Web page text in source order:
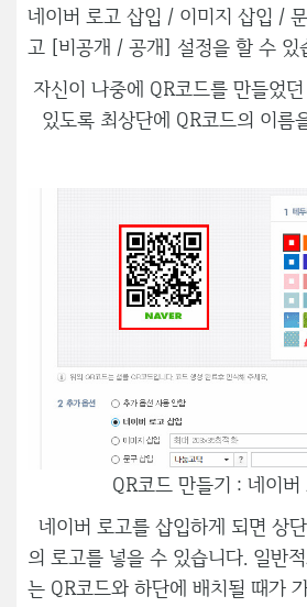
네이버 로고 삽입 / 이미지 삽입 /
고 [비공개 / 공개] 설정을 할 수 있
자신이 나중에 QR코드를 만들었
있도록 최상단에 QR코드의 이름
QR코드 만들기 : 네이버
네이버 로고를 삽입하게 되면 상
의 로고를 넣을 수 있습니다. 일반
는 QR코드와 하단에 배치될 때가